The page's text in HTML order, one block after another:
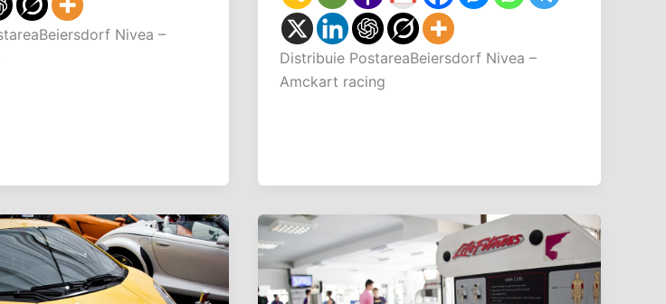
Nivea –
Distribuie PostareaBeiersdorf Nivea –
Amckart racing